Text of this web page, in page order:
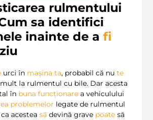
rulmentului
sa identifici
inainte de a fi
urci în mașina ta, probabil că nu te
la rulmentul cu bile. Dar acesta
în buna funcționare a vehiculului
problemelor legate de rulmentul
acestea să devină grave poate să